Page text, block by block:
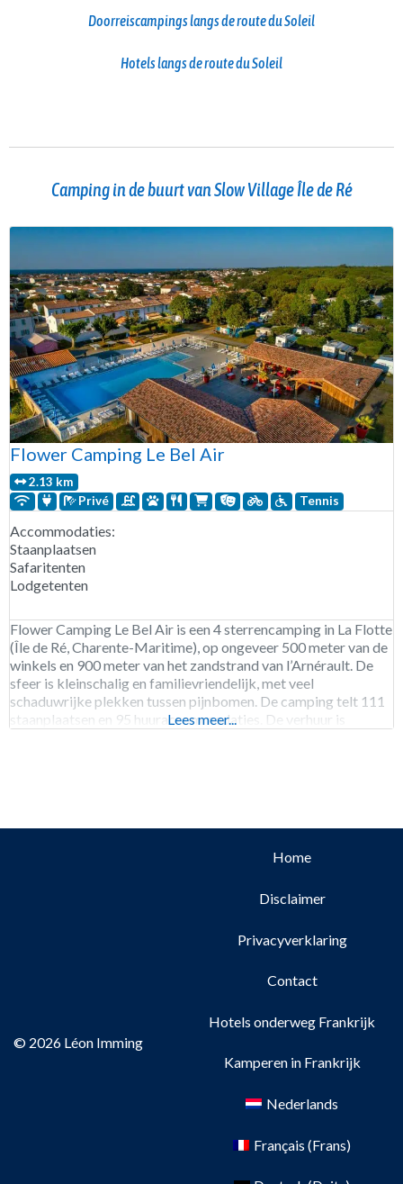
Doorreiscampings langs de route du Soleil
Hotels langs de route du Soleil
Camping in de buurt van Slow Village Île de Ré
Flower Camping Le Bel Air
2.13 km
Privé
Tennis
Accommodaties:
Staanplaatsen
Safaritenten
Lodgetenten
Flower Camping Le Bel Air is een 4 sterrencamping in La Flotte
(Île de Ré, Charente-Maritime), op ongeveer 500 meter van de
winkels en 900 meter van het zandstrand van l’Arnérault. De
sfeer is kleinschalig en familievriendelijk, met veel
schaduwrijke plekken tussen pijnbomen. De camping telt 111
staanplaatsen en 95 huuraccommodaties. De verhuur is
Lees meer...
© 2026 Léon Imming
Home
Disclaimer
Privacyverklaring
Contact
Hotels onderweg Frankrijk
Kamperen in Frankrijk
Nederlands
Français (Frans)